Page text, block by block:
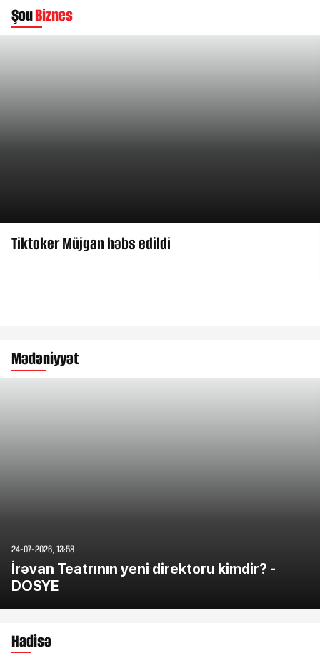
ŞouBiznes
Tiktoker Müjgan həbs edildi
Mədəniyyət
24-07-2026, 13:58
İrəvan Teatrının yeni direktoru kimdir? -
DOSYE
Hadisə